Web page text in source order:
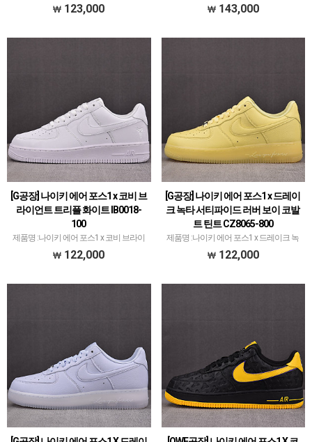
급되지 않는 개체 좋은 제품만 선별했습니
123,000
이트 풀 데드 유니버시티 오리건 토파즈
143,000
[G공장] 나이키 에어 포스1 x 코비 브
라이언트 트리플 화이트 IB0018-
100
제품명 :나이키 에어 포스1 x 코비 브라이
언트 트리플 화이트 IB0018-100공장 :G공
122,000
[G공장] 나이키 에어 포스1 x 드레이
크 녹타 서티파이드 러버 보이 코발
트 틴트 CZ8065-800
제품명 :나이키 에어 포스1 x 드레이크 녹
타 서티파이드 러버 보이 코발트 틴트
122,000